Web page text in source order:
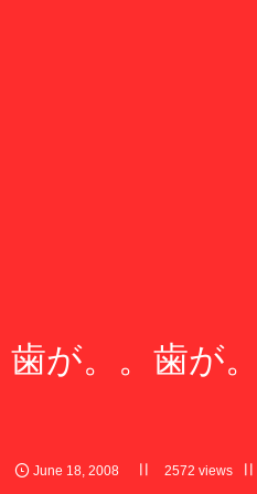
歯が。。歯が
June 18, 2008 2572 views